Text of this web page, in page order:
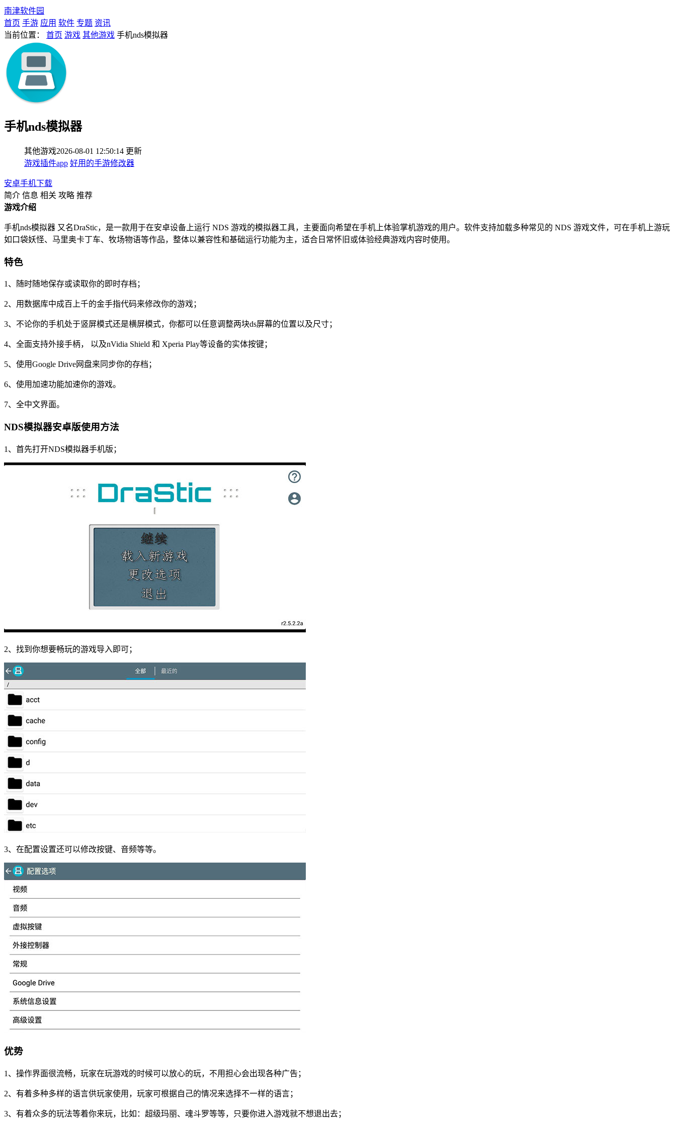
南津软件园
首页 手游 应用 软件 专题 资讯
当前位置： 首页 游戏 其他游戏 手机nds模拟器
手机nds模拟器
其他游戏2026-08-01 12:50:14 更新
游戏插件app 好用的手游修改器
安卓手机下载
简介 信息 相关 攻略 推荐
游戏介绍
手机nds模拟器 又名DraStic，是一款用于在安卓设备上运行 NDS 游戏的模拟器工具，主要面向希望在手机上体验掌机游戏的用户。软件支持加载多种常见的 NDS 游戏文件，可在手机上游玩
如口袋妖怪、马里奥卡丁车、牧场物语等作品，整体以兼容性和基础运行功能为主，适合日常怀旧或体验经典游戏内容时使用。
特色
1、随时随地保存或读取你的即时存档；
2、用数据库中成百上千的金手指代码来修改你的游戏；
3、不论你的手机处于竖屏模式还是横屏模式，你都可以任意调整两块ds屏幕的位置以及尺寸；
4、全面支持外接手柄， 以及nVidia Shield 和 Xperia Play等设备的实体按键；
5、使用Google Drive网盘来同步你的存档；
6、使用加速功能加速你的游戏。
7、全中文界面。
NDS模拟器安卓版使用方法
1、首先打开NDS模拟器手机版；
2、找到你想要畅玩的游戏导入即可；
3、在配置设置还可以修改按键、音频等等。
优势
1、操作界面很流畅，玩家在玩游戏的时候可以放心的玩，不用担心会出现各种广告；
2、有着多种多样的语言供玩家使用，玩家可根据自己的情况来选择不一样的语言；
3、有着众多的玩法等着你来玩，比如：超级玛丽、魂斗罗等等，只要你进入游戏就不想退出去；